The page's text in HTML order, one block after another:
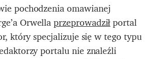
pochodzenia omawianej
Orwellaprzeprowadziłportal
który specjalizuje się w tego typu
portalu nie znaleźli